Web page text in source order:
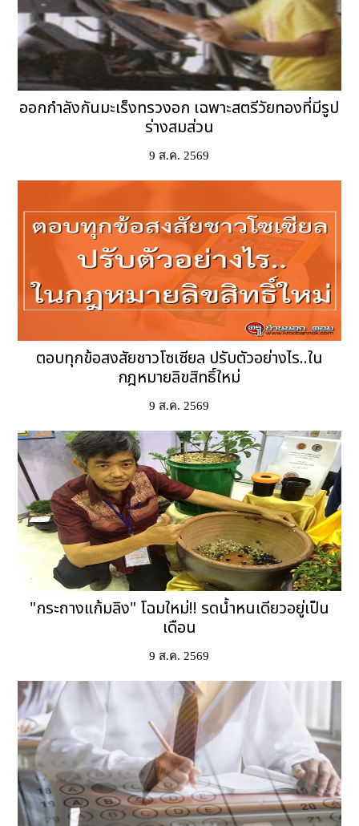
ออกกำลังกันมะเร็งทรวงอก เฉพาะสตรีวัยทองที่มีรูป
ร่างสมส่วน
9 ส.ค. 2569
ตอบทุกข้อสงสัยชาวโซเซียล ปรับตัวอย่างไร..ใน
กฎหมายลิขสิทธิ์ใหม่
9 ส.ค. 2569
"กระถางแก้มลิง" โฉมใหม่!! รดน้ำหนเดียวอยู่เป็น
เดือน
9 ส.ค. 2569